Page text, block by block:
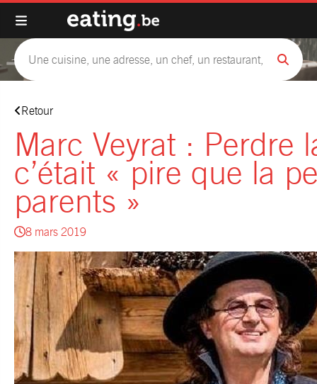
Retour
Marc Veyrat : Perdre
c’était « pire que la
parents »
8 mars 2019